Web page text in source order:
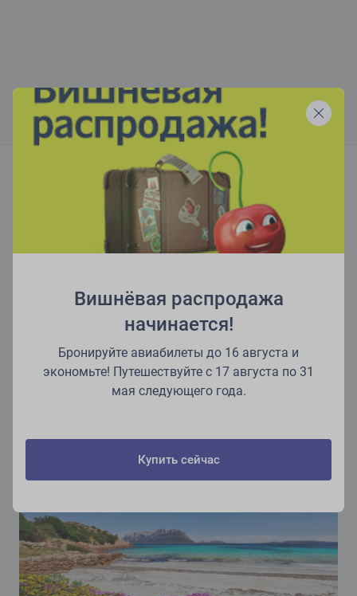
Читайте больше в нашем блоге
Топ-10 развлечений для летнего отдыха в
Узнать больше
Вишнёвая распродажа
начинается!
Бронируйте авиабилеты до 16 августа и
экономьте! Путешествуйте с 17 августа по 31
мая следующего года.
Купить сейчас